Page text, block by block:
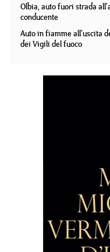
Olbia, auto fuori strada
conducente
Auto in fiamme all'uscita
dei Vigili del fuoco